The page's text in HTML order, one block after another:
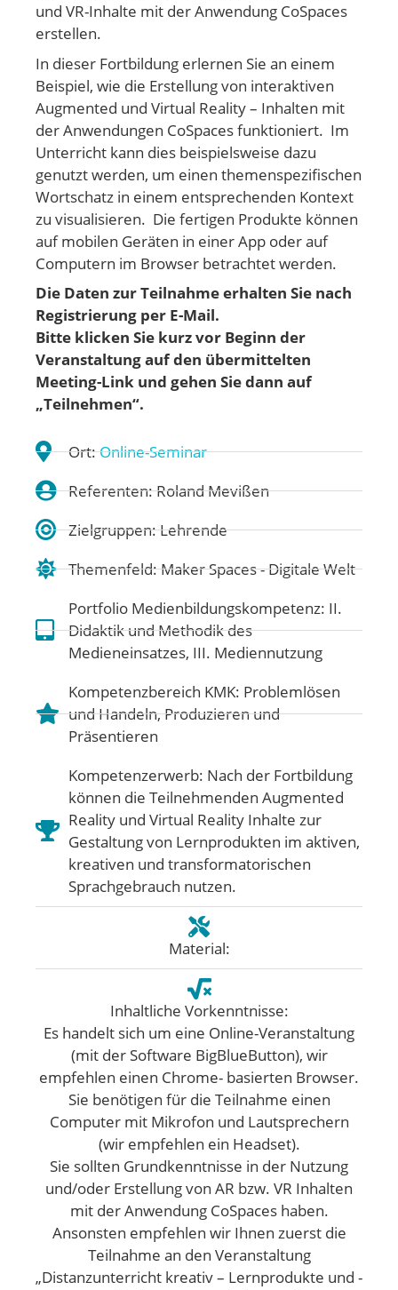
und VR-Inhalte mit der Anwendung CoSpaces
erstellen.
In dieser Fortbildung erlernen Sie an einem
Beispiel, wie die Erstellung von interaktiven
Augmented und Virtual Reality – Inhalten mit
der Anwendungen CoSpaces funktioniert. Im
Unterricht kann dies beispielsweise dazu
genutzt werden, um einen themenspezifischen
Wortschatz in einem entsprechenden Kontext
zu visualisieren. Die fertigen Produkte können
auf mobilen Geräten in einer App oder auf
Computern im Browser betrachtet werden.
Die Daten zur Teilnahme erhalten Sie nach
Registrierung per E-Mail.
Bitte klicken Sie kurz vor Beginn der
Veranstaltung auf den übermittelten
Meeting-Link und gehen Sie dann auf
„Teilnehmen“.
Ort:Online-Seminar
Referenten: Roland Mevißen
Zielgruppen: Lehrende
Themenfeld:Maker Spaces - Digitale Welt
Portfolio Medienbildungskompetenz: II.
Didaktik und Methodik des
Medieneinsatzes, III. Mediennutzung
Kompetenzbereich KMK: Problemlösen
und Handeln,Produzieren und
Präsentieren
Kompetenzerwerb: Nach der Fortbildung
können die Teilnehmenden Augmented
Reality und Virtual Reality Inhalte zur
Gestaltung von Lernprodukten im aktiven,
kreativen und transformatorischen
Sprachgebrauch nutzen.
Material:
Inhaltliche Vorkenntnisse:
Es handelt sich um eine Online-Veranstaltung
(mit der Software BigBlueButton), wir
empfehlen einen Chrome- basierten Browser.
Sie benötigen für die Teilnahme einen
Computer mit Mikrofon und Lautsprechern
(wir empfehlen ein Headset).
Sie sollten Grundkenntnisse in der Nutzung
und/oder Erstellung von AR bzw. VR Inhalten
mit der Anwendung CoSpaces haben.
Ansonsten empfehlen wir Ihnen zuerst die
Teilnahme an den Veranstaltung
„Distanzunterricht kreativ – Lernprodukte und -